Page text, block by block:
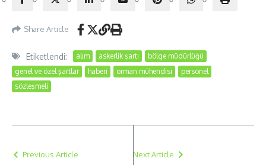
Share Article
Etiketlendi: alım askerlik şartı
bölge müdürlüğü
genel ve özel şartlar
haberi orman mühendisi
personel
sözleşmeli
Previous Article Next Article